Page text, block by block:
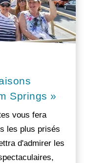
Springs »
vous fera
les plus prisés
d'admirer les